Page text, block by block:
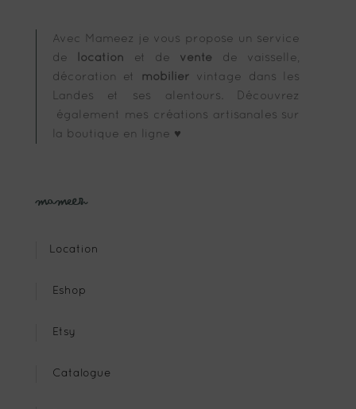
Avec Mameez je vous propose un service
de
location et de vente
de vaisselle,
décoration et mobilier vintage dans les
Landes et ses alentours. Découvrez
également mes créations artisanales sur
la boutique en ligne ♥
Mameez
Location
Eshop
Etsy
Catalogue